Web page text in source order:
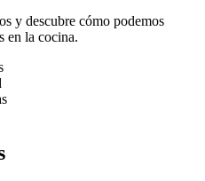
y descubre cómo podemos
en la cocina.